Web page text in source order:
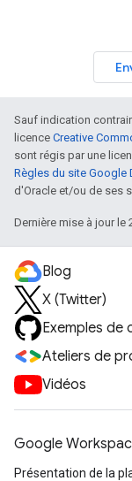
Sauf indication
licence Creative
sont régis par une
Règles du site Google
d'Oracle et/ou de ses
Dernière mise à jour le
Blog
X (Twitter)
Exemples de
Ateliers de
Vidéos
Google
Présentation de la